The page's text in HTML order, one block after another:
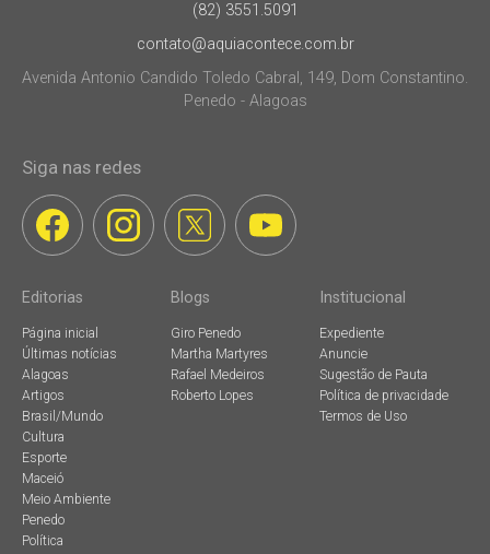
(82) 3551.5091
contato@aquiacontece.com.br
Avenida Antonio Candido Toledo Cabral, 149, Dom Constantino.
Penedo - Alagoas
Siga nas redes
Editorias
Página inicial
Últimas notícias
Alagoas
Artigos
Brasil/Mundo
Cultura
Esporte
Maceió
Meio Ambiente
Penedo
Política
Blogs
Giro Penedo
Martha Martyres
Rafael Medeiros
Roberto Lopes
Institucional
Expediente
Anuncie
Sugestão de Pauta
Política de privacidade
Termos de Uso